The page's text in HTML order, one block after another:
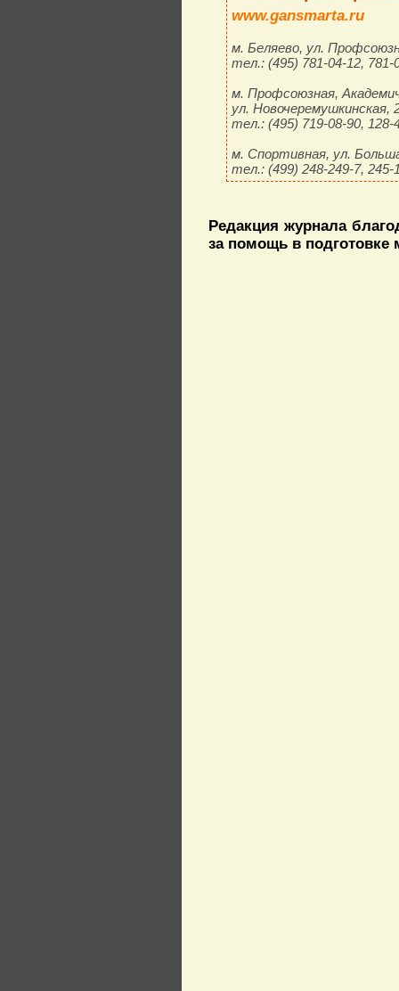
www.gansmarta.ru
м. Беляево, ул.
тел.: (495) 781-04-12, 781-
м. Профсоюзная,
ул. Новочеремушкинская,
тел.: (495) 719-08-90, 128-
м. Спортивная, ул.
тел.: (499) 248-249-7, 245-
Редакция журнала
за помощь в подготовке